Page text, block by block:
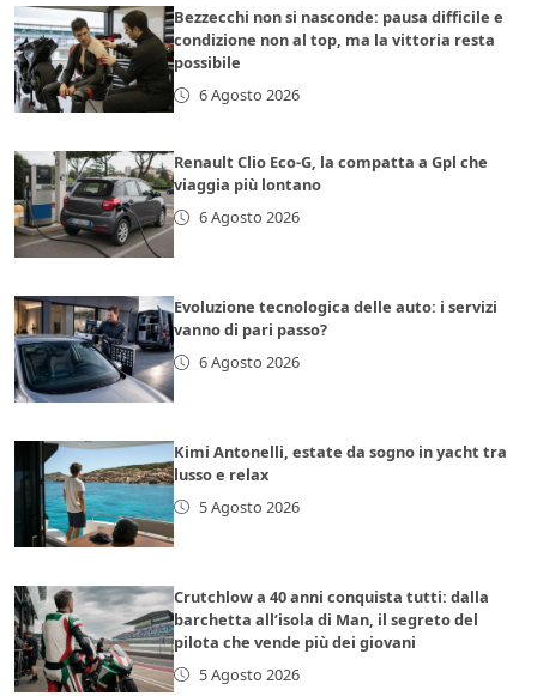
Bezzecchi non si nasconde: pausa difficile e
condizione non al top, ma la vittoria resta
possibile
6 Agosto 2026
Renault Clio Eco-G, la compatta a Gpl che
viaggia più lontano
6 Agosto 2026
Evoluzione tecnologica delle auto: i servizi
vanno di pari passo?
6 Agosto 2026
Kimi Antonelli, estate da sogno in yacht tra
lusso e relax
5 Agosto 2026
Crutchlow a 40 anni conquista tutti: dalla
barchetta all’isola di Man, il segreto del
pilota che vende più dei giovani
5 Agosto 2026